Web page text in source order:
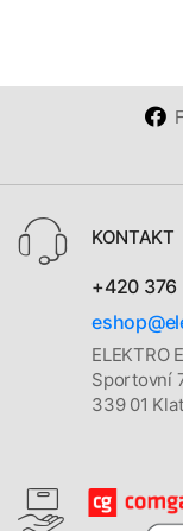
KONTAKT
+420 376
ELEKTRO
Sportovní
339 01